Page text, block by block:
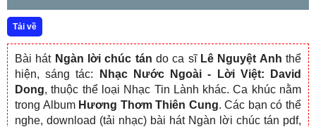
Tải về
Bài hát Ngàn lời chúc tán do ca sĩ Lê Nguyệt Anh thể
hiện, sáng tác:
Nhạc Nước Ngoài - Lời Việt: David
Dong, thuộc thể loại Nhạc Tin Lành khác. Ca khúc nằm
trong Album Hương Thơm Thiên Cung. Các bạn có thể
nghe, download (tải nhạc) bài hát Ngàn lời chúc tán pdf,